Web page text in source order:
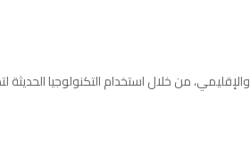
من خلال استخدام التكنولوجيا الحديثة